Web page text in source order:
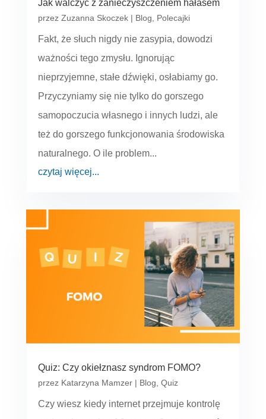
Jak walczyć z zanieczyszczeniem hałasem
przez Zuzanna Skoczek| Blog Polecajki
Fakt, że słuch nigdy nie zasypia, dowodzi
ważności tego zmysłu. Ignorując
nieprzyjemne, stałe dźwięki, osłabiamy go.
Przyczyniamy się nie tylko do gorszego
samopoczucia własnego i innych ludzi, ale
też do gorszego funkcjonowania środowiska
naturalnego. O ile problem...
czytaj więcej...
Quiz: Czy okiełznasz syndrom FOMO?
przez Katarzyna Mamzer| Blog Quiz
Czy wiesz kiedy internet przejmuje kontrolę